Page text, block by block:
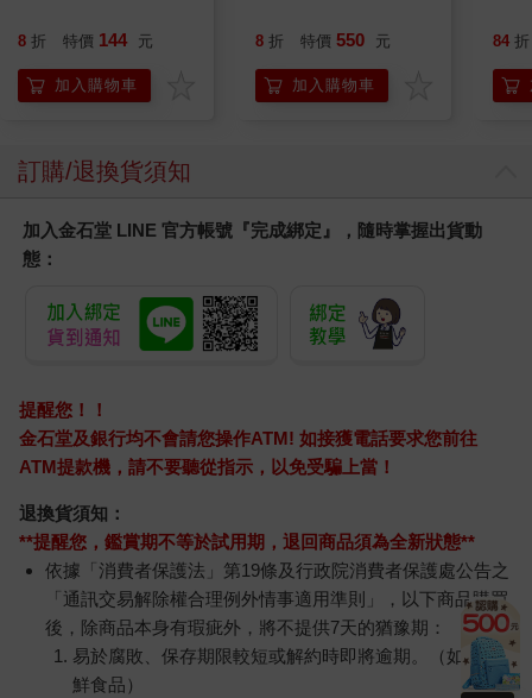
8 折 特價 144 元
加入購物車
8 折 特價 550 元
加入購物車
84 折
訂購/退換貨須知
加入金石堂 LINE 官方帳號『完成綁定』，隨時掌握出貨動
態：
提醒您！！
金石堂及銀行均不會請您操作ATM! 如接獲電話要求您前往
ATM提款機，請不要聽從指示，以免受騙上當！
退換貨須知：
**提醒您，鑑賞期不等於試用期，退回商品須為全新狀態**
依據「消費者保護法」第19條及行政院消費者保護處公告之
「通訊交易解除權合理例外情事適用準則」，以下商品購買
後，除商品本身有瑕疵外，將不提供7天的猶豫期：
易於腐敗、保存期限較短或解約時即將逾期。（如：生
鮮食品）